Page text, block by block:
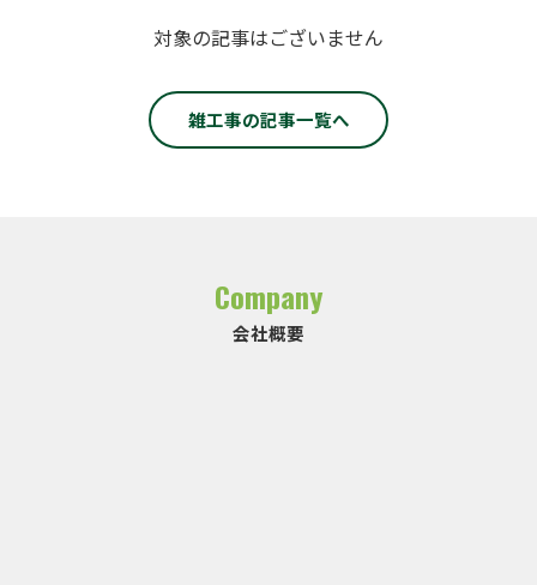
対象の記事はございません
雑工事の記事一覧へ
Company
会社概要